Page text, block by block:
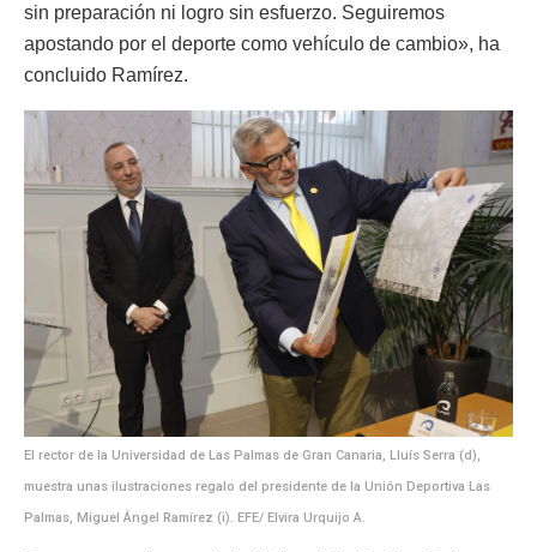
sin preparación ni logro sin esfuerzo. Seguiremos
apostando por el deporte como vehículo de cambio», ha
concluido Ramírez.
El rector de la Universidad de Las Palmas de Gran Canaria, Lluís Serra (d),
muestra unas ilustraciones regalo del presidente de la Unión Deportiva Las
Palmas, Miguel Ángel Ramírez (i). EFE/ Elvira Urquijo A.